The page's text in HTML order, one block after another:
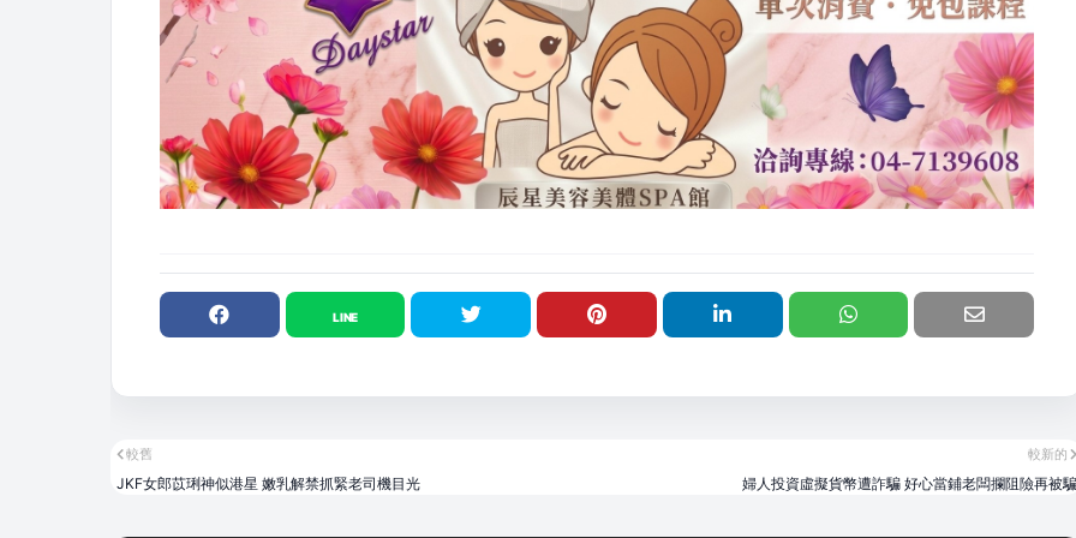
較新的
婦人投資虛擬貨幣遭詐騙 好心當鋪老闆攔阻險再被騙
較舊
JKF女郎苡琍神似港星 嫩乳解禁抓緊老司機目光